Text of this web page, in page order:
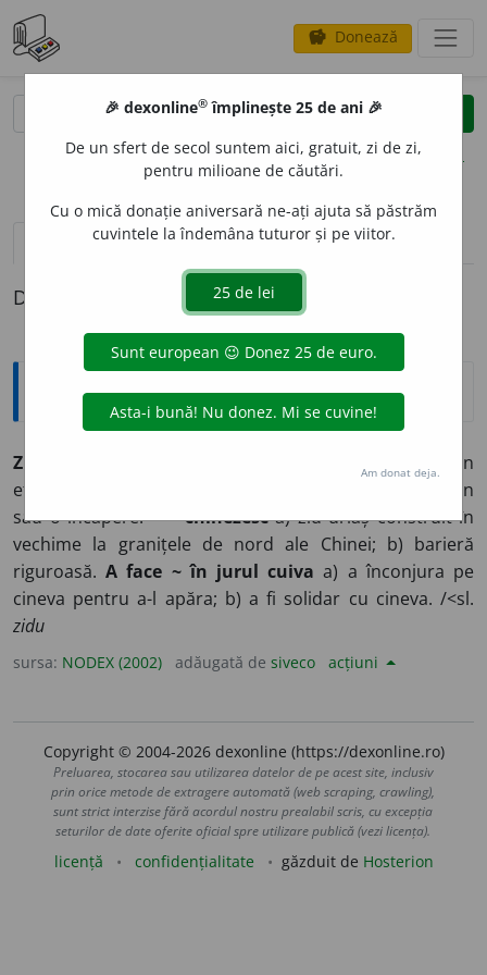
savings Donează
clear
opțiuni
definiții (1) pronunțievolume_up (50)
Definiția cu ID-ul 360116:
Explicative DEX
ZID ~uri
Element de construcție (din piatră, beton
etc.) care împrejmuiește sau separă un spațiu, un teren
sau o încăpere.* ~ chinezesca) zid uriaș construit în
vechime la granițele de nord ale Chinei; b) barieră
riguroasă.A face ~ în jurul cuiva a) a înconjura pe
cineva pentru a-l apăra; b) a fi solidar cu cineva. /<sl.
zidu
sursa: NODEX (2002) adăugată de siveco acțiuni
Copyright © 2004-2026 dexonline (https://dexonline.ro)
Preluarea, stocarea sau utilizarea datelor de pe acest site, inclusiv
prin orice metode de extragere automată (web scraping, crawling),
sunt strict interzise fără acordul nostru prealabil scris, cu excepția
seturilor de date oferite oficial spre utilizare publică (vezi licența).
licență confidențialitate găzduit de Hosterion
🎉 dexonline® împlinește 25 de ani 🎉
De un sfert de secol suntem aici, gratuit, zi de zi,
pentru milioane de căutări.
Cu o mică donație aniversară ne-ați ajuta să păstrăm
cuvintele la îndemâna tuturor și pe viitor.
Am donat deja.